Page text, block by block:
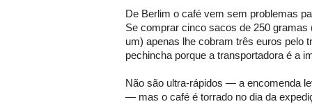
De Berlim o café vem sem problemas
Se comprar cinco sacos de 250
um) apenas lhe cobram três euros pelo
pechincha porque a transportadora é a
Não são ultra-rápidos — a encomenda
— mas o café é torrado no dia da